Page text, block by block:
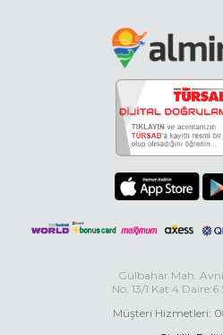
Gülbahar Mah.
No: 13/1 Kat:4
Müşteri Hizmetleri: